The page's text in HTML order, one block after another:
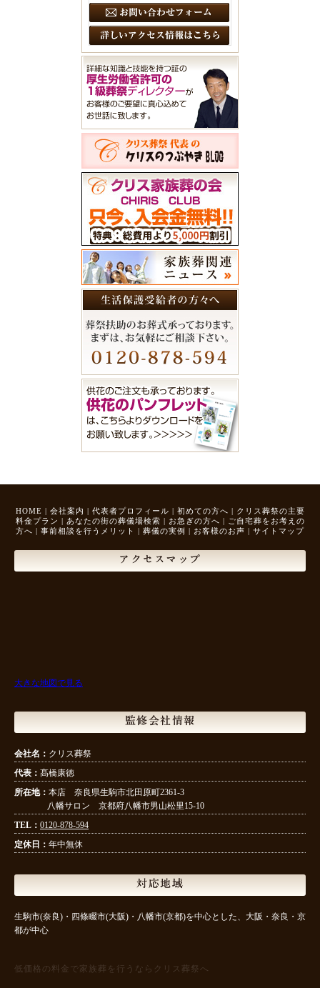
HOME | 会社案内 | 代表者プロフィール | 初めての方へ | クリス葬祭の主要
料金プラン | あなたの街の葬儀場検索 | お急ぎの方へ | ご自宅葬をお考えの
方へ | 事前相談を行うメリット | 葬儀の実例 | お客様のお声 | サイトマップ
アクセスマップ
大きな地図で見る
監修会社情報
会社名： クリス葬祭
代表： 髙橋康徳
所在地： 本店 奈良県生駒市北田原町2361-3
八幡サロン 京都府八幡市男山松里15-10
TEL： 0120-878-594
定休日： 年中無休
対応地域
生駒市(奈良)・四條畷市(大阪)・八幡市(京都)を中心とした、大阪・奈良・京
都が中心
低価格の料金で家族葬を行うならクリス葬祭へ